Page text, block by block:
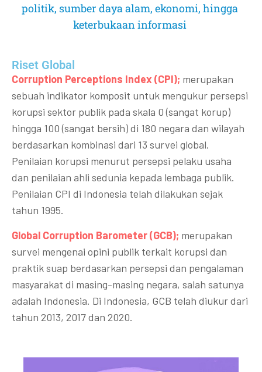
politik, sumber daya alam, ekonomi, hingga
keterbukaan informasi
Riset Global​
Corruption Perceptions Index (CPI); merupakan
sebuah indikator komposit untuk mengukur persepsi
korupsi sektor publik pada skala 0 (sangat korup)
hingga 100 (sangat bersih) di 180 negara dan wilayah
berdasarkan kombinasi dari 13 survei global.
Penilaian korupsi menurut persepsi pelaku usaha
dan penilaian ahli sedunia kepada lembaga publik.
Penilaian CPI di Indonesia telah dilakukan sejak
tahun 1995.
Global Corruption Barometer (GCB); merupakan
survei mengenai opini publik terkait korupsi dan
praktik suap berdasarkan persepsi dan pengalaman
masyarakat di masing-masing negara, salah satunya
adalah Indonesia. Di Indonesia, GCB telah diukur dari
tahun 2013, 2017 dan 2020.